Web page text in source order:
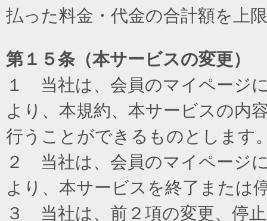
払った料金・代金の合計額を上
第１５条（本サービスの変更）
１ 当社は、会員のマイページ
より、本規約、本サービスの内
行うことができるものとします
２ 当社は、会員のマイページ
より、本サービスを終了または
３ 当社は、前２項の変更、停